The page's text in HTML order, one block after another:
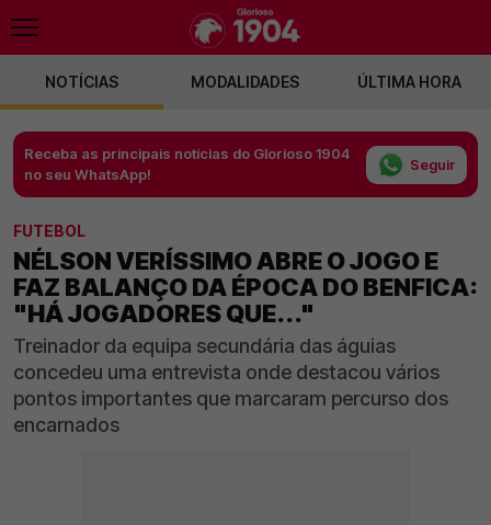
NOTÍCIAS MODALIDADES ÚLTIMA HORA
Receba as principais notícias do Glorioso 1904
no seu WhatsApp!
Seguir
FUTEBOL
NÉLSON VERÍSSIMO ABRE O JOGO E
FAZ BALANÇO DA ÉPOCA DO BENFICA:
"HÁ JOGADORES QUE..."
Treinador da equipa secundária das águias
concedeu uma entrevista onde destacou vários
pontos importantes que marcaram percurso dos
encarnados